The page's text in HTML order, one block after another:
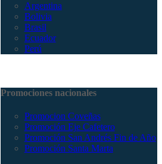
Argentina
Bolivia
Brasil
Ecuador
Perú
Promociones nacionales
Promocion Coveñas
Promoción Eje Cafetero
Promoción San Andrés Fin de Año
Promoción Santa Marta